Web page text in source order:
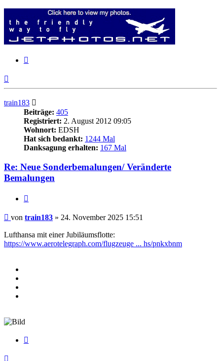
train183
Beiträge: 405
Registriert: 2. August 2012 09:05
Wohnort: EDSH
Hat sich bedankt: 1244 Mal
Danksagung erhalten: 167 Mal
Re: Neue Sonderbemalungen/ Veränderte
Bemalungen
Beitrag
von train183 » 24. November 2025 15:51
Lufthansa mit einer Jubiläumsflotte:
https://www.aerotelegraph.com/flugzeuge ... hs/pnkxbnm